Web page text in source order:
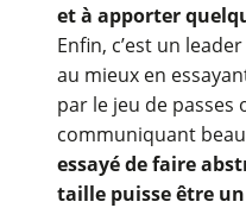
et à apporter
Enfin, c’est un
au mieux en
par le jeu de passes
communiquant
essayé de faire
taille puisse être